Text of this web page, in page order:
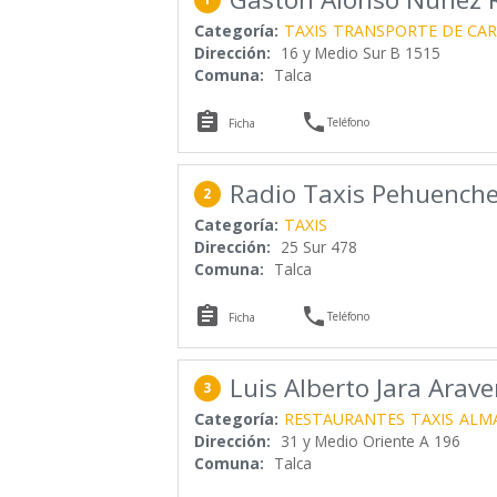
Categoría: TAXIS TRANSPORTE DE
Dirección: 16 y Medio Sur B 1515
Comuna: Talca
 Ficha Teléfono
2 Radio Taxis Pehuenche
Categoría: TAXIS
Dirección: 25 Sur 478
Comuna: Talca
 Ficha Teléfono
3 Luis Alberto Jara
Categoría: RESTAURANTES TAXIS
Dirección: 31 y Medio Oriente A 196
Comuna: Talca